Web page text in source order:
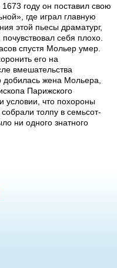
году он поставил свою
где играл главную
этой пьесы драматург,
себя плохо.
спустя Мольер умер.
его на
вмешательства
добилась жена Мольера,
Парижского
условии, что похороны
толпу в семьсот-
ни одного знатного